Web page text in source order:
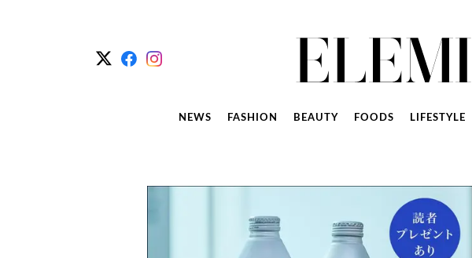
NEWS FASHION BEAUTY FOODS LIFESTYLE